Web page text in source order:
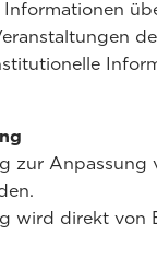
Informationen
zur
wird direkt von